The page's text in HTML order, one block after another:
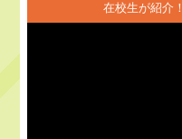
在校生が紹介